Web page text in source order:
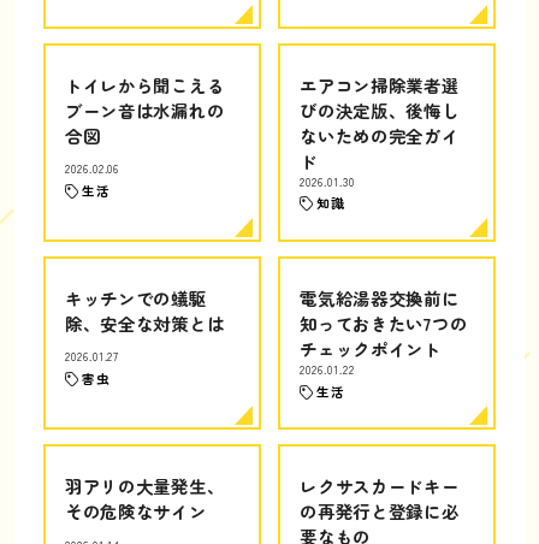
トイレから聞こえる
ブーン音は水漏れの
合図
2026.02.06
生活
エアコン掃除業者選
びの決定版、後悔し
ないための完全ガイ
ド
2026.01.30
知識
キッチンでの蟻駆
除、安全な対策とは
2026.01.27
害虫
電気給湯器交換前に
知っておきたい7つの
チェックポイント
2026.01.22
生活
羽アリの大量発生、
その危険なサイン
レクサスカードキー
の再発行と登録に必
要なもの